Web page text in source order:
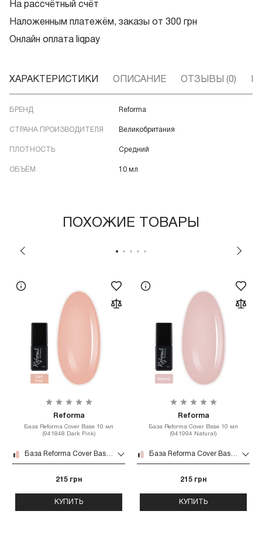
На рассчётный счёт
Наложенным платежём, заказы от 300 грн
Онлайн оплата liqpay
ХАРАКТЕРИСТИКИ ОПИСАНИЕ ОТЗЫВЫ (0)
БРЕНД Reforma
СТРАНА ПРОИЗВОДИТЕЛЯ Великобритания
ПЛОТНОСТЬ Средний
ОБЪЁМ 10 мл
ПОХОЖИЕ ТОВАРЫ
Reforma
База Reforma Cover Base 10 мл
(941848 Dark Pink)
База Reforma Cover Base 10 мл (941848 Dark Pink)
215 грн
КУПИТЬ
Reforma
База Reforma Cover Base 10 мл
(941994 Natural)
База Reforma Cover Base 10 мл (941994 Natural)
215 грн
КУПИТЬ